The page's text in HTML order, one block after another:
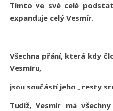
Tímto ve své celé
expanduje celý Vesmír.
Všechna přání, která kdy
Vesmíru,
jsou součástí jeho „cesty
Tudíž, Vesmír má